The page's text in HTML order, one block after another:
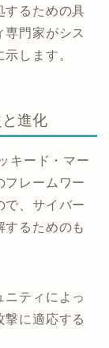
するための具
門家がシス
します。
進化
キード・マー
フレームワー
で、サイバー
するためのも
ニティによっ
撃に適応する